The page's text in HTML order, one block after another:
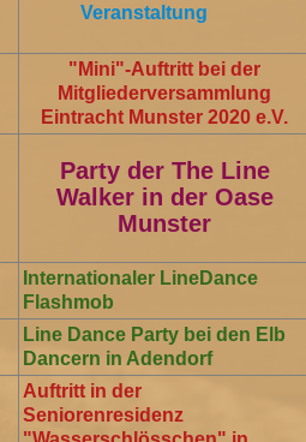
Veranstaltung
"Mini"-Auftritt bei der
Mitgliederversammlung
Eintracht Munster 2020 e.V.
Party der The Line
Walker in der Oase
Munster
Internationaler LineDance
Flashmob
Line Dance Party bei den Elb
Dancern in Adendorf
Auftritt in der
Seniorenresidenz